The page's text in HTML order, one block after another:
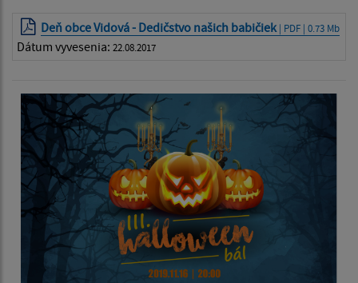
Deň obce Vidová - Dedičstvo našich babičiek | PDF | 0.73 Mb
Dátum vyvesenia: 22.08.2017